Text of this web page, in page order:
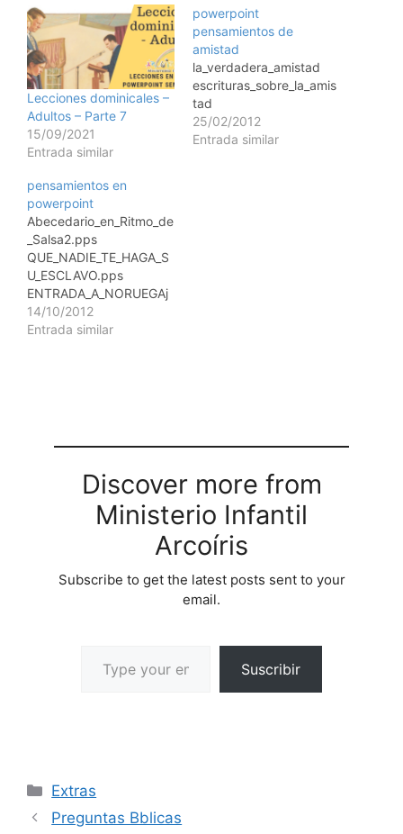
Lecciones dominicales –
Adultos – Parte 7
15/09/2021
Entrada similar
powerpoint
pensamientos de
amistad
la_verdadera_amistad
escrituras_sobre_la_amis
tad
25/02/2012
Entrada similar
pensamientos en
powerpoint
Abecedario_en_Ritmo_de
_Salsa2.pps
QUE_NADIE_TE_HAGA_S
U_ESCLAVO.pps
ENTRADA_A_NORUEGAj
mp.pps
PERDER_Y_GANAR._._._.p
14/10/2012
Entrada similar
Discover more from
Ministerio Infantil
Arcoíris
Subscribe to get the latest posts sent to your
email.
Suscribir
Extras
Preguntas Bblicas